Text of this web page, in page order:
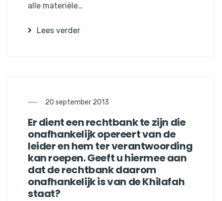
alle materiële…
Lees verder
20 september 2013
Er dient een rechtbank te zijn die
onafhankelijk opereert van de
leider en hem ter verantwoording
kan roepen. Geeft u hiermee aan
dat de rechtbank daarom
onafhankelijk is van de Khilafah
staat?